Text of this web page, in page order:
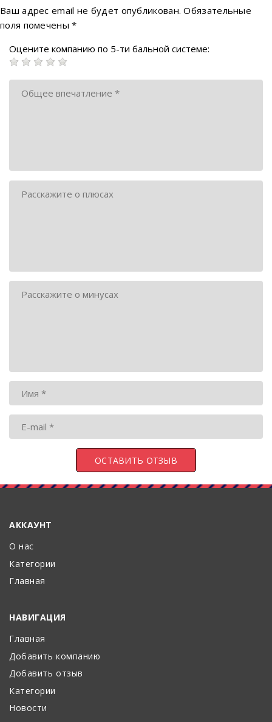
Ваш адрес email не будет опубликован. Обязательные
поля помечены*
Оцените компанию по 5-ти бальной системе:
АККАУНТ
О нас
Категории
Главная
НАВИГАЦИЯ
Главная
Добавить компанию
Добавить отзыв
Категории
Новости